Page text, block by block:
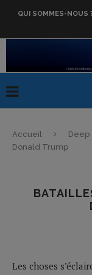
QUI SOMMES-NOUS
Accueil Deep
Donald Trump
Les choses